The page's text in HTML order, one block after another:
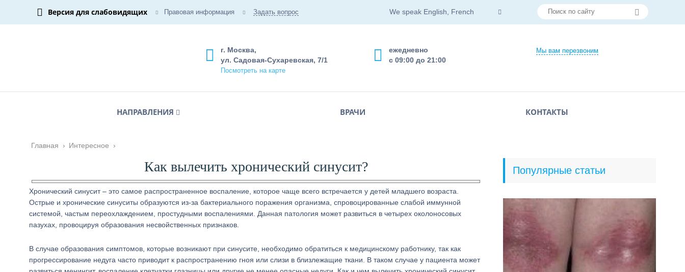
Версия для слабовидящих Правовая информация Задать вопрос We speak English, French
Мы вам перезвоним
ежедневно
с 09:00 до 21:00
г. Москва,
ул. Садовая-Сухаревская, 7/1
Посмотреть на карте
НАПРАВЛЕНИЯ ВРАЧИ КОНТАКТЫ
Главная › Интересное ›
Как вылечить хронический синусит?
Хронический синусит – это самое распространенное воспаление, которое чаще всего встречается у детей младшего возраста.
Острые и хронические синуситы образуются из-за бактериального поражения организма, спровоцированные слабой иммунной
системой, частым переохлаждением, простудными воспалениями. Данная патология может развиться в четырех околоносовых
пазухах, провоцируя образования несвойственных признаков.
В случае образования симптомов, которые возникают при синусите, необходимо обратиться к медицинскому работнику, так как
прогрессирование недуга часто приводит к распространению гноя или слизи в близлежащие ткани. В таком случае у пациента может
Популярные статьи